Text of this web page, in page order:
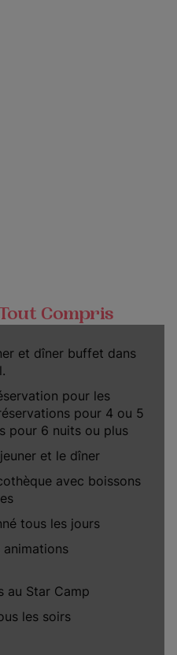
Compris
et dîner buffet dans
pour les
pour 4 ou 5
pour 6 nuits ou plus
et le dîner
avec boissons
tous les jours
au Star Camp
les soirs